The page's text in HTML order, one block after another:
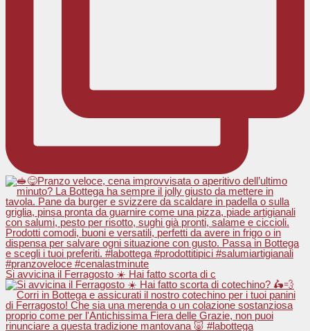
Si avvicina il Ferragosto ☀️ Hai fatto scorta di c